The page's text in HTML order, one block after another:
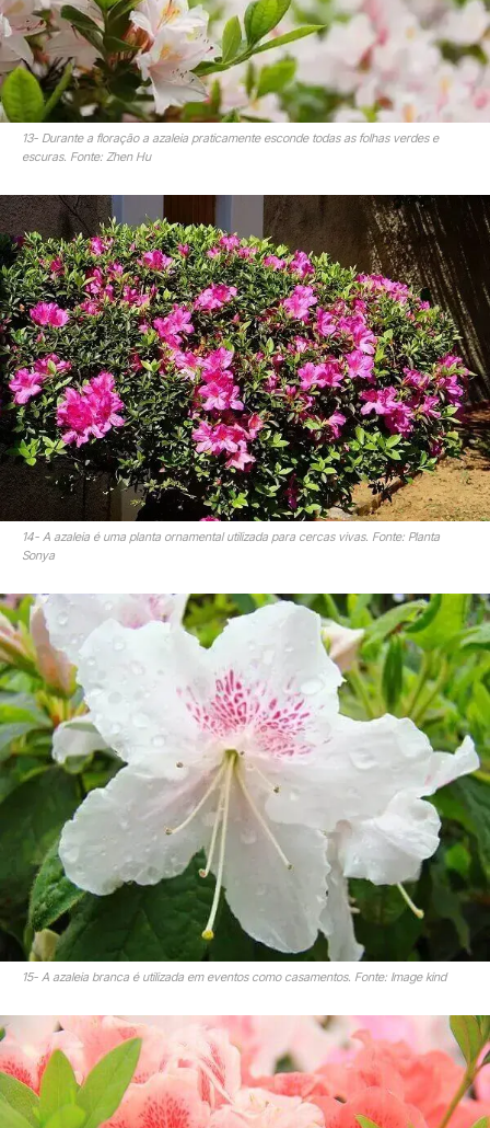
13- Durante a floração a azaleia praticamente esconde todas as folhas verdes e
escuras. Fonte: Zhen Hu
14- A azaleia é uma planta ornamental utilizada para cercas vivas. Fonte: Planta
Sonya
15- A azaleia branca é utilizada em eventos como casamentos. Fonte: Image kind